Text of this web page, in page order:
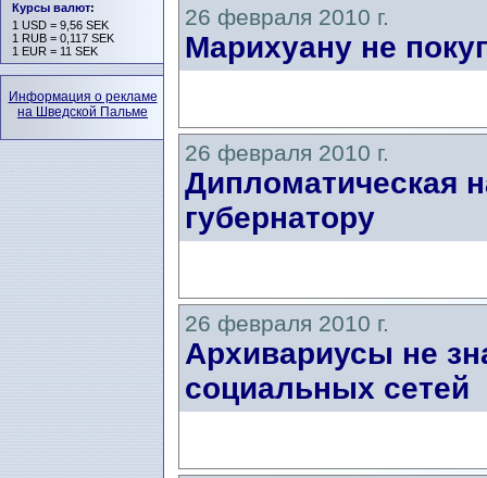
26 февраля 2010 г.
Марихуану не
26 февраля 2010 г.
Дипломатическая
губернатору
26 февраля 2010 г.
Архивариусы не
социальных сетей
Курсы валют:
1 USD = 9,56 SEK
1 RUB = 0,117 SEK
1 EUR = 11 SEK
Информация о рекламе
на Шведской Пальме